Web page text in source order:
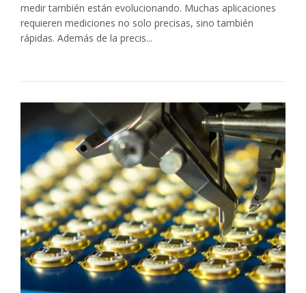
medir también están evolucionando. Muchas aplicaciones
requieren mediciones no solo precisas, sino también
rápidas. Además de la precis...